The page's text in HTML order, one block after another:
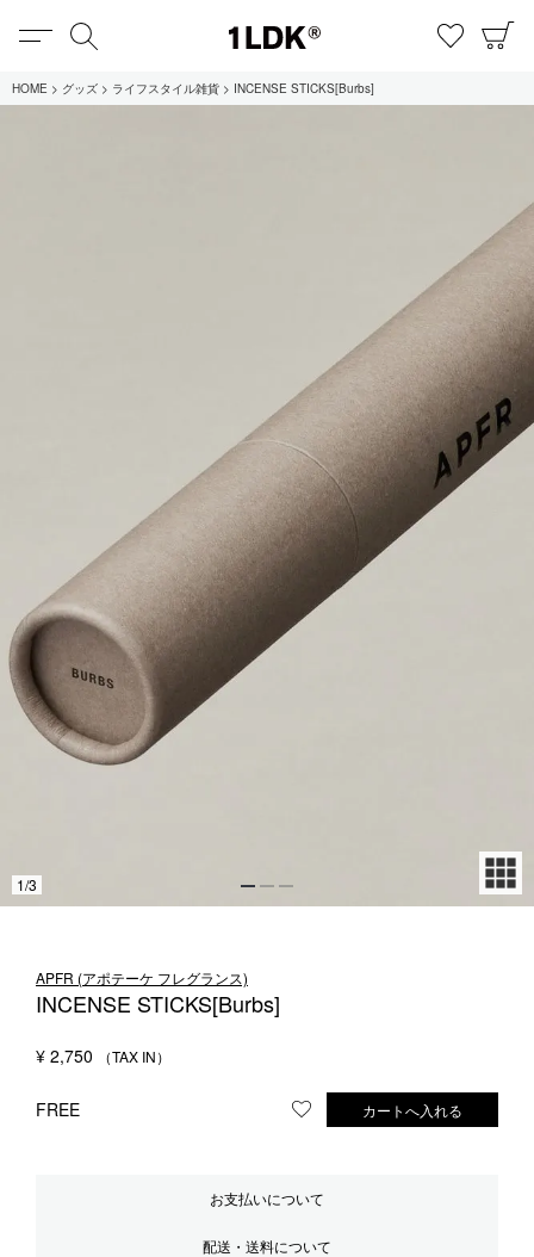
MENU お気に
UNIVERSAL PRODUCTS.
MY___
1LDK STAND
SEARCH
HOME グッズ ライフスタイル雑貨 INCENSE STICKS[Burbs]
1/3
APFR (アポテーケ フレグランス)
INCENSE STICKS[Burbs]
¥ 2,750
FREE お気に入りに登録する
カートへ入れる
お支払いについて
配送・送料について